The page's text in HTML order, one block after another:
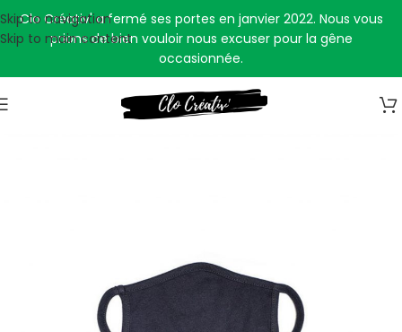
Clo Créativ' a fermé ses portes en janvier 2022. Nous vous
prions de bien vouloir nous excuser pour la gêne
occasionnée.
Skip to navigation
Skip to main content